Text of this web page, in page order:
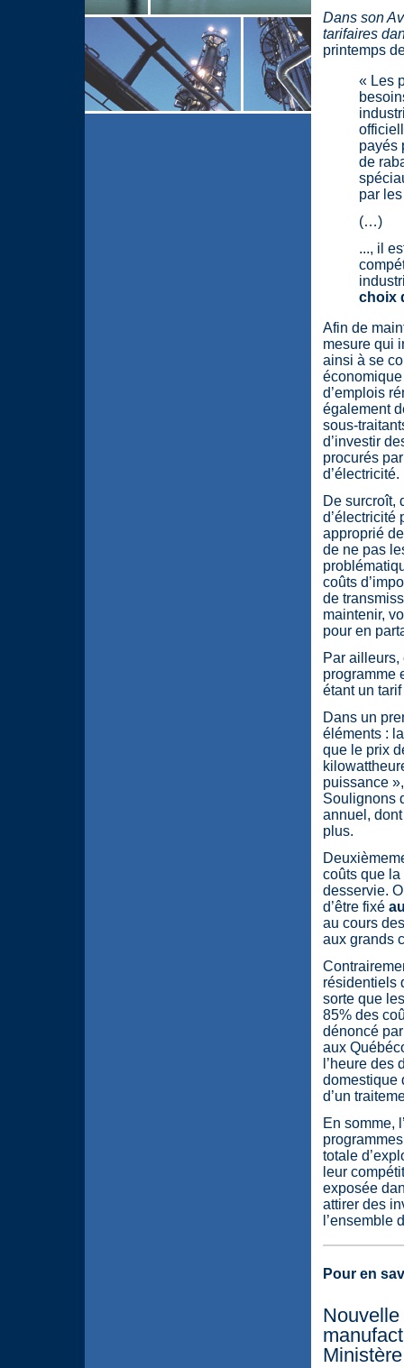
Dans son
tarifaires
printemps
« Les
payés
de
par
(…)
..., il
choix
Afin de
mesure qui
ainsi à se
d’emplois
également
sous-
d’investir
procurés
d’électricité.
De surcroît,
d’électricité
approprié
de ne pas
coûts
de
maintenir,
pour en
Par
programme
étant un
Dans un
éléments :
que le prix
puissance
Soulignons
annuel,
plus.
coûts que
desservie.
d’être fixé
au cours
aux grands
résidentiels
sorte que
85% des
dénoncé
aux
l’heure des
domestique
d’un
En somme,
totale
leur
exposée
attirer des
l’ensemble
Pour en